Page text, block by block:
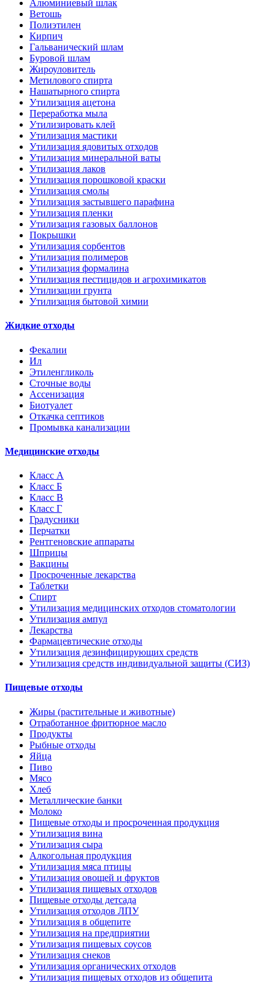
Алюминиевый шлак
Ветошь
Полиэтилен
Кирпич
Гальванический шлам
Буровой шлам
Жироуловитель
Метилового спирта
Нашатырного спирта
Утилизация ацетона
Переработка мыла
Утилизировать клей
Утилизация мастики
Утилизация ядовитых отходов
Утилизация минеральной ваты
Утилизация лаков
Утилизация порошковой краски
Утилизация смолы
Утилизация застывшего парафина
Утилизация пленки
Утилизация газовых баллонов
Покрышки
Утилизация сорбентов
Утилизация полимеров
Утилизация формалина
Утилизация пестицидов и агрохимикатов
Утилизации грунта
Утилизация бытовой химии
Жидкие отходы
Фекалии
Ил
Этиленгликоль
Сточные воды
Ассенизация
Биотуалет
Откачка септиков
Промывка канализации
Медицинские отходы
Класс А
Класс Б
Класс В
Класс Г
Градусники
Перчатки
Рентгеновские аппараты
Шприцы
Вакцины
Просроченные лекарства
Таблетки
Спирт
Утилизация медицинских отходов стоматологии
Утилизация ампул
Лекарства
Фармацевтические отходы
Утилизация дезинфицирующих средств
Утилизация средств индивидуальной защиты (СИЗ)
Пищевые отходы
Жиры (растительные и животные)
Отработанное фритюрное масло
Продукты
Рыбные отходы
Яйца
Пиво
Мясо
Хлеб
Металлические банки
Молоко
Пищевые отходы и просроченная продукция
Утилизация вина
Утилизация сыра
Алкогольная продукция
Утилизация мяса птицы
Утилизация овощей и фруктов
Утилизация пищевых отходов
Пищевые отходы детсада
Утилизация отходов ЛПУ
Утилизация в общепите
Утилизация на предприятии
Утилизация пищевых соусов
Утилизация снеков
Утилизация органических отходов
Утилизация пищевых отходов из общепита